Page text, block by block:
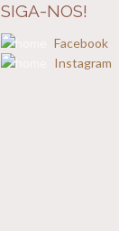
SIGA-NOS!
Facebook
Instagram